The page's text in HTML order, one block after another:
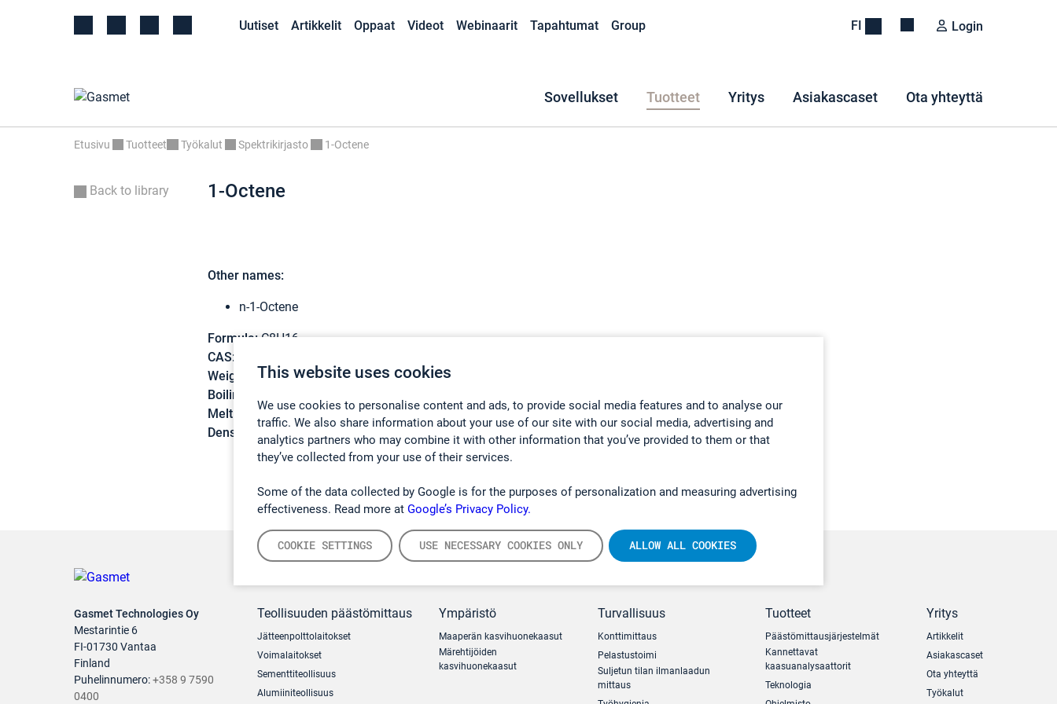
This website uses cookies
We use cookies to personalise content and ads, to provide social media features and to analyse our
traffic. We also share information about your use of our site with our social media, advertising and
analytics partners who may combine it with other information that you’ve provided to them or that
they’ve collected from your use of their services.
Some of the data collected by Google is for the purposes of personalization and measuring advertising
effectiveness. Read more at Google’s Privacy Policy.
COOKIE SETTINGS USE NECESSARY COOKIES ONLY ALLOW ALL COOKIES
Uutiset Artikkelit Oppaat Videot Webinaarit Tapahtumat Group FI Login
Sovellukset Tuotteet Yritys Asiakascaset Ota yhteyttä
Etusivu Tuotteet Työkalut Spektrikirjasto 1-Octene
Back to library 1-Octene
Other names:
n-1-Octene
Formula: C8H16
CAS:
Weight:
112,21 g/mol
Boiling point:
Melting point:-102 °C
Density:
0,715 g/cm3
Gasmet Technologies Oy
Mestarintie 6
FI-01730 Vantaa
Finland
Puhelinnumero:+358 9 7590
0400
Teollisuuden päästömittaus
Jätteenpolttolaitokset
Voimalaitokset
Sementtiteollisuus
Alumiiniteollisuus
Ympäristö
Maaperän kasvihuonekaasut
Märehtijöiden
kasvihuonekaasut
Turvallisuus
Konttimittaus
Pelastustoimi
Suljetun tilan ilmanlaadun
mittaus
Tuotteet
Päästömittausjärjestelmät
Kannettavat
kaasuanalysaattorit
Teknologia
Yritys
Artikkelit
Asiakascaset
Ota yhteyttä
Työkalut